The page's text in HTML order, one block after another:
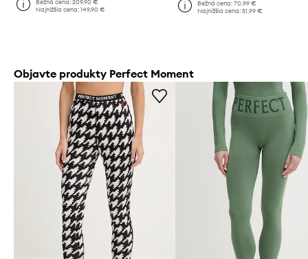
Bežná cena:209,90 €
Najnižšia cena:149,90 €
Bežná cena: 70,99 €
Najnižšia cena: 51,99 €
Objavte produkty Perfect Moment